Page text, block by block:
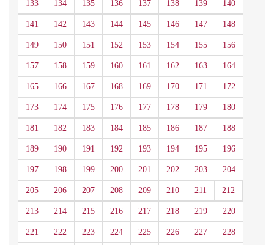
133 134 135 136 137 138 139 140
141 142 143 144 145 146 147 148
149 150 151 152 153 154 155 156
157 158 159 160 161 162 163 164
165 166 167 168 169 170 171 172
173 174 175 176 177 178 179 180
181 182 183 184 185 186 187 188
189 190 191 192 193 194 195 196
197 198 199 200 201 202 203 204
205 206 207 208 209 210 211 212
213 214 215 216 217 218 219 220
221 222 223 224 225 226 227 228